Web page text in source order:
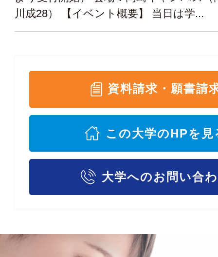
川成28） 【イベント概要】 当日は学...
資料請求・願書請
この大学のHPを見
大学へのお問い合